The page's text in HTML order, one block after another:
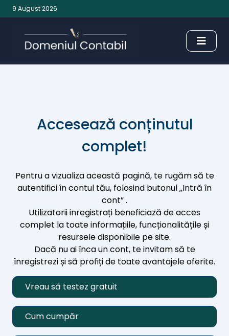
9 August 2026
Accesează conținutul
complet!
Pentru a vizualiza această pagină, te rugăm să te
autentifici în contul tău, folosind butonul „Intră în
cont” .
Utilizatorii inregistrați beneficiază de acces
complet la toate informațiile, funcționalitățile și
resursele disponibile pe site.
Dacă nu ai înca un cont, te invitam să te
înregistrezi și să profiți de toate avantajele oferite.
Vreau să testez gratuit
Cum cumpăr